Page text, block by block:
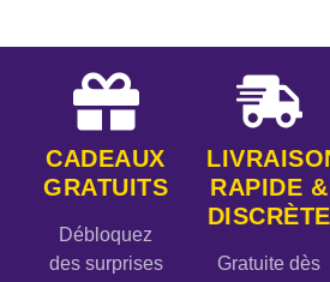
CADEAUX
GRATUITS
Débloquez
des surprises
RAPIDE &
DISCRÈTE
Gratuite dès